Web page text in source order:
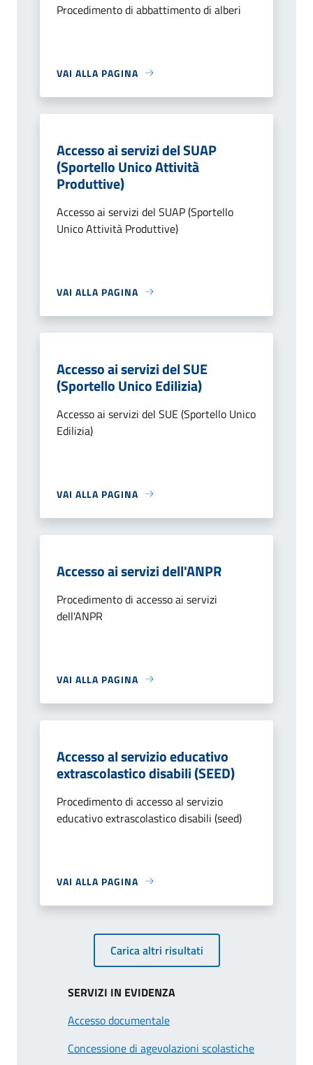
Procedimento di abbattimento di alberi
VAI ALLA PAGINA
Accesso ai servizi del SUAP
(Sportello Unico Attività
Produttive)
Accesso ai servizi del SUAP (Sportello
Unico Attività Produttive)
VAI ALLA PAGINA
Accesso ai servizi del SUE
(Sportello Unico Edilizia)
Accesso ai servizi del SUE (Sportello Unico
Edilizia)
VAI ALLA PAGINA
Accesso ai servizi dell'ANPR
Procedimento di accesso ai servizi
dell'ANPR
VAI ALLA PAGINA
Accesso al servizio educativo
extrascolastico disabili (SEED)
Procedimento di accesso al servizio
educativo extrascolastico disabili (seed)
VAI ALLA PAGINA
Carica altri risultati
SERVIZI IN EVIDENZA
Accesso documentale
Concessione di agevolazioni scolastiche